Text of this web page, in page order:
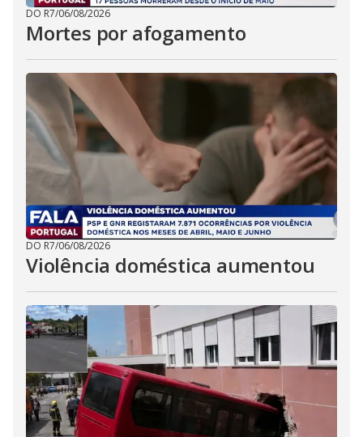
DO R7/06/08/2026
Mortes por afogamento
DO R7/06/08/2026
Violência doméstica aumentou